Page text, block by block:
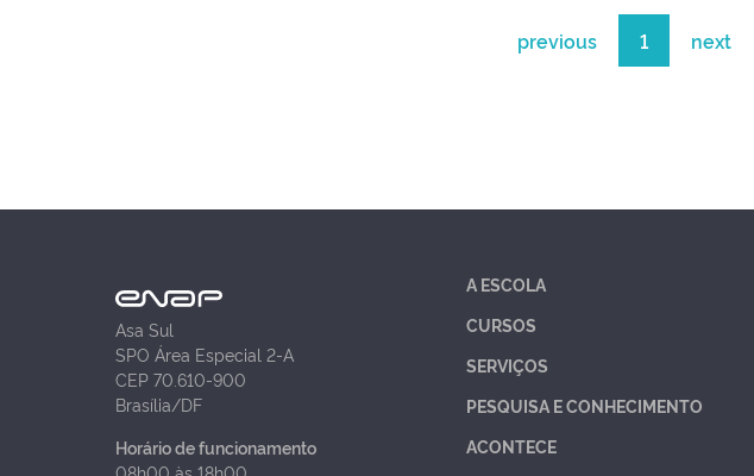
previous 1 next
Asa Sul
SPO Área Especial 2-A
CEP 70.610-900
Brasília/DF
Horário de funcionamento
A ESCOLA
CURSOS
SERVIÇOS
PESQUISA E CONHECIMENTO
ACONTECE